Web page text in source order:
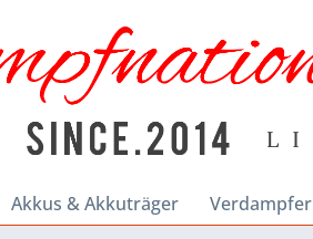
Akkus & Akkuträger Verdampfer